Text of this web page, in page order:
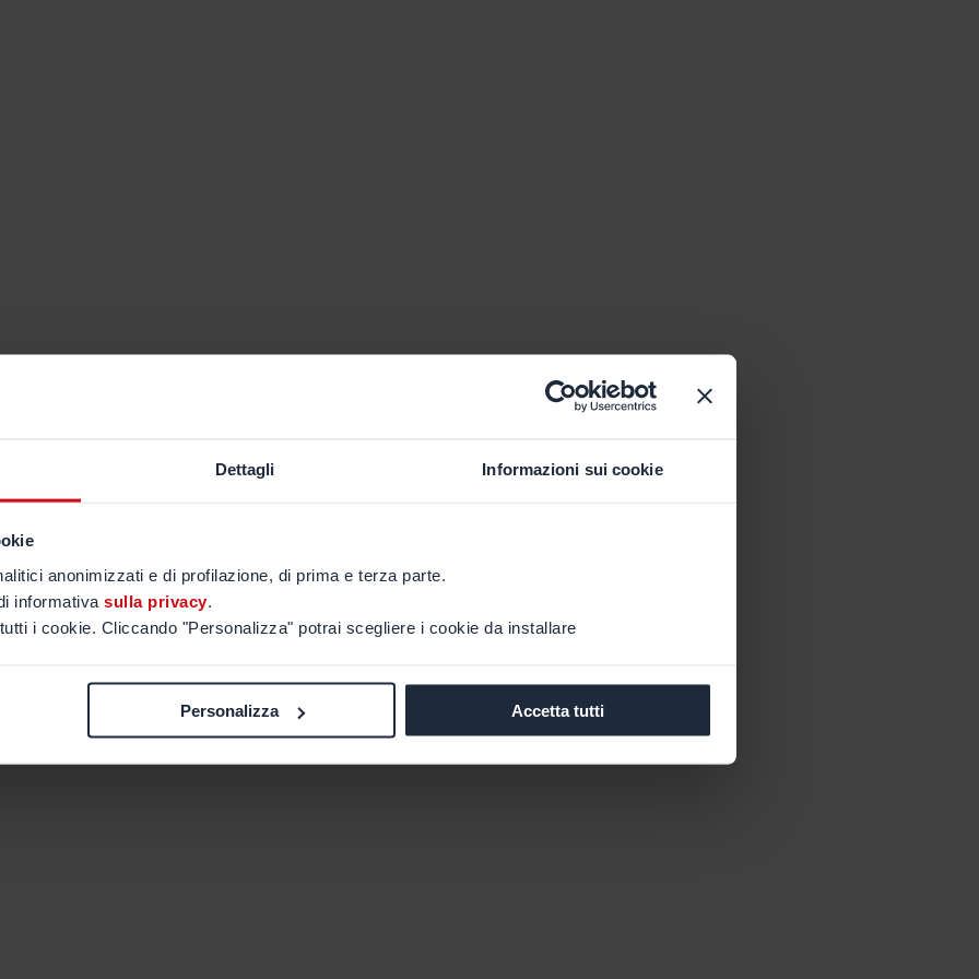
Dettagli Informazioni sui cookie
anonimizzati e di profilazione, di prima e terza parte.
informativa sulla privacy.
i cookie. Cliccando "Personalizza" potrai scegliere i cookie da installare
Personalizza Accetta tutti